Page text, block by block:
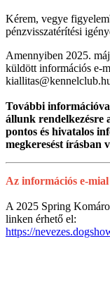
Kérem, vegye
pénzvisszatérítési
Amennyiben 2025.
küldött információs e-
További
állunk rendelkezésre
pontos és hivatalos
megkeresést írásban
Az információs e-
A 2025 Spring
linken érhető el:
https://